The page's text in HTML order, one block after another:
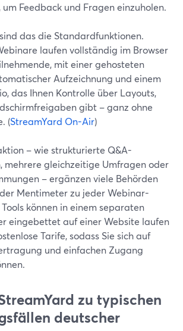
um Feedback und Fragen einzuholen.
das die Standardfunktionen.
laufen vollständig im Browser
mit einer gehosteten
Aufzeichnung und einem
das Ihnen Kontrolle über Layouts,
gibt – ganz ohne
(StreamYard On-Air)
– wie strukturierte Q&A-
mehrere gleichzeitige Umfragen oder
– ergänzen viele Behörden
Mentimeter zu jeder Webinar-
können in einem separaten
eingebettet auf einer Website laufen
Tarife, sodass Sie sich auf
und einfachen Zugang
zu typischen
deutscher